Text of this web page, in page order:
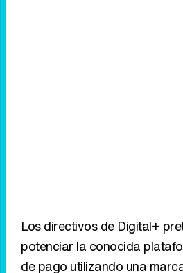
Los directivos de Digital+
potenciar la conocida
de pago utilizando una